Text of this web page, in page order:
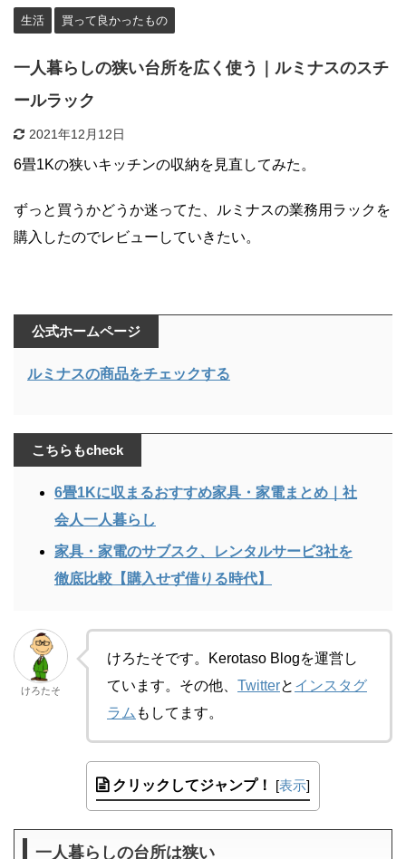
生活 買って良かったもの
一人暮らしの狭い台所を広く使う｜ルミナスのスチ
ールラック
2021年12月12日
6畳1Kの狭いキッチンの収納を見直してみた。
ずっと買うかどうか迷ってた、ルミナスの業務用ラックを
購入したのでレビューしていきたい。
公式ホームページ
ルミナスの商品をチェックする
こちらもcheck
6畳1Kに収まるおすすめ家具・家電まとめ｜社
会人一人暮らし
家具・家電のサブスク、レンタルサービ3社を
徹底比較【購入せず借りる時代】
けろたそ
けろたそです。Kerotaso Blogを運営し
ています。その他、 Twitterと インスタグ
ラム もしてます。
クリックしてジャンプ！ [表示]
一人暮らしの台所は狭い